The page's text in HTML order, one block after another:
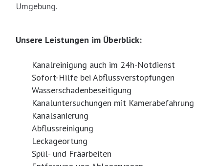
Umgebung.
Unsere Leistungen im Überblick:
Kanalreinigung auch im 24h-Notdienst
Sofort-Hilfe bei Abflussverstopfungen
Wasserschadenbeseitigung
Kanaluntersuchungen mit Kamerabefahrung
Kanalsanierung
Abflussreinigung
Leckageortung
Spül- und Fräarbeiten